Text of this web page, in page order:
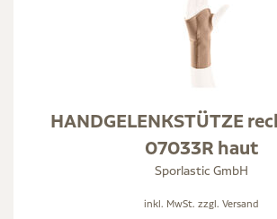
HANDGELENKSTÜTZE
07033R haut
Sporlastic GmbH
inkl. MwSt. zzgl. Versand